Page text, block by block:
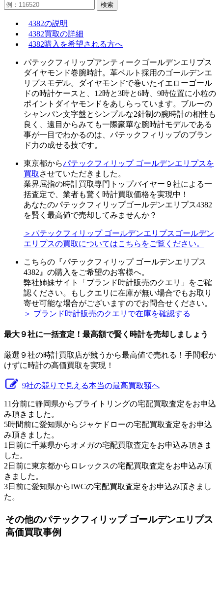
検索
4382の説明
4382買取の詳細
4382購入を希望される方へ
パテックフィリップアンティークゴールデンエリプス
ダイヤモンド巻腕時計。革ベルト採用のゴールデンエ
リプスモデル。ダイヤモンドで巻いたイエローゴール
ドの時計ケースと、12時と3時と6時、9時位置に小粒の
ポイントダイヤモンドをあしらっています。ブルーの
シャンパン文字盤とシンプルな2針制の腕時計の相性も
良く、遠目からみても一際豪華な腕時計モデルである
事が一目でわかるのは、パテックフィリップのブラン
ド力の成せる技です。
東京都からパテックフィリップ ゴールデンエリプスを
買取 させていただきました。
業界屈指の時計買取専門トップバイヤー９社による一
括査定で、業者も驚く時計買取価格を実現中！
あなたのパテックフィリップゴールデンエリプス4382
を賢く最高値で売却してみませんか？
＞パテックフィリップ ゴールデンエリプスゴールデン
エリプスの買取についてはこちらをご覧ください。
こちらの『パテックフィリップ ゴールデンエリプス
4382』の購入をご希望のお客様へ。
弊社姉妹サイト「ブランド時計販売のクエリ」をご確
認ください。もしクエリに在庫が無い場合でもお取り
寄せ可能な場合がございますのでお問合せください。
＞ ブランド時計販売のクエリで在庫を確認する
最大９社に一括査定！ 最高額で賢く時計を売却しましょう
厳選９社の時計買取店が競うから最高値で売れる！手間暇か
けずに時計の高価買取を実現！
9社の競りで見える本当の最高買取額へ
11分前に静岡県からブライトリングの宅配買取査定をお申込
み頂きました。
5時間前に愛知県からジャケドローの宅配買取査定をお申込
み頂きました。
1日前に千葉県からオメガの宅配買取査定をお申込み頂きま
した。
2日前に東京都からロレックスの宅配買取査定をお申込み頂
きました。
3日前に愛知県からIWCの宅配買取査定をお申込み頂きまし
た。
その他のパテックフィリップ ゴールデンエリプス
高価買取事例